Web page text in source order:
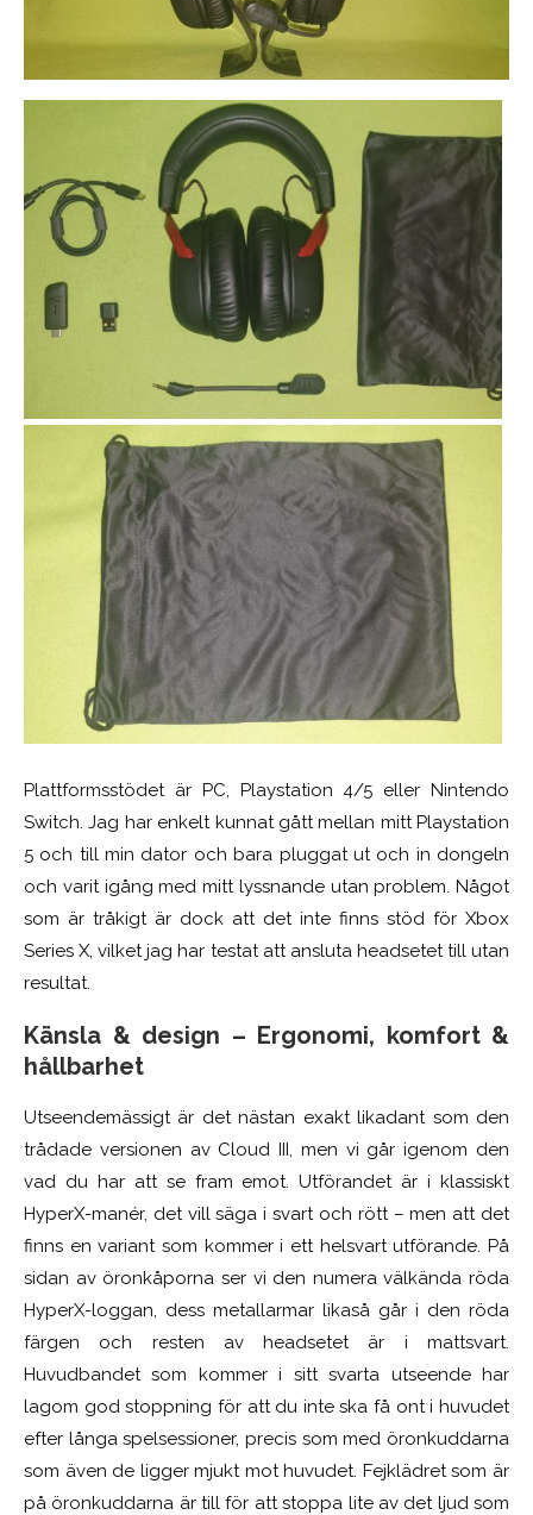
Plattformsstödet är PC, Playstation 4/5 eller Nintendo
Switch. Jag har enkelt kunnat gått mellan mitt Playstation
5 och till min dator och bara pluggat ut och in dongeln
och varit igång med mitt lyssnande utan problem. Något
som är tråkigt är dock att det inte finns stöd för Xbox
Series X, vilket jag har testat att ansluta headsetet till utan
resultat.
Känsla & design – Ergonomi, komfort &
hållbarhet
Utseendemässigt är det nästan exakt likadant som den
trådade versionen av Cloud III, men vi går igenom den
vad du har att se fram emot. Utförandet är i klassiskt
HyperX-manér, det vill säga i svart och rött – men att det
finns en variant som kommer i ett helsvart utförande. På
sidan av öronkåporna ser vi den numera välkända röda
HyperX-loggan, dess metallarmar likaså går i den röda
färgen och resten av headsetet är i mattsvart.
Huvudbandet som kommer i sitt svarta utseende har
lagom god stoppning för att du inte ska få ont i huvudet
efter långa spelsessioner, precis som med öronkuddarna
som även de ligger mjukt mot huvudet. Fejklädret som är
på öronkuddarna är till för att stoppa lite av det ljud som